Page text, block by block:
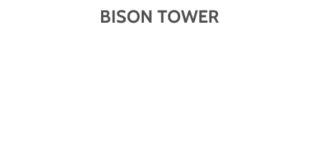
BISON TOWER